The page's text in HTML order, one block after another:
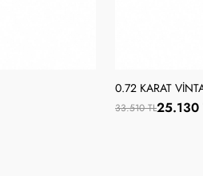
0.72 KARAT
33.510 TL25.130